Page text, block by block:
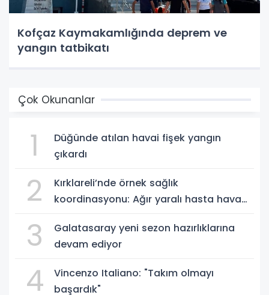
Kofçaz Kaymakamlığında deprem ve
yangın tatbikatı
Çok Okunanlar
1
Düğünde atılan havai fişek yangın
çıkardı
2
Kırklareli’nde örnek sağlık
koordinasyonu: Ağır yaralı hasta hava
3
Galatasaray yeni sezon hazırlıklarına
devam ediyor
4
Vincenzo Italiano: "Takım olmayı
başardık"